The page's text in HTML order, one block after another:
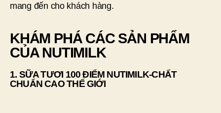
mang đến cho khách hàng.
KHÁM PHÁ CÁC SẢN PHẨM
CỦA NUTIMILK
1. SỮA TƯƠI 100 ĐIỂM NUTIMILK-CHẤT
CHUẨN CAO THẾ GIỚI